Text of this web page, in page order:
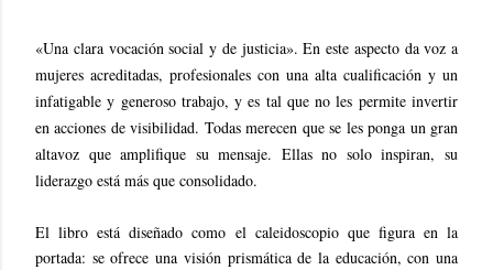
«Una clara vocación social y de justicia». En este aspecto da voz a
mujeres acreditadas, profesionales con una alta cualificación y un
infatigable y generoso trabajo, y es tal que no les permite invertir
en acciones de visibilidad. Todas merecen que se les ponga un gran
altavoz que amplifique su mensaje. Ellas no solo inspiran, su
liderazgo está más que consolidado.
El libro está diseñado como el caleidoscopio que figura en la
portada: se ofrece una visión prismática de la educación, con una